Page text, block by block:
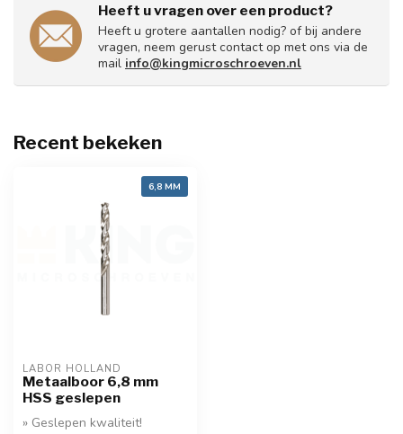
Heeft u vragen over een product?
Heeft u grotere aantallen nodig? of bij andere
vragen, neem gerust contact op met ons via de
mail info@kingmicroschroeven.nl
Recent bekeken
6,8 MM
LABOR HOLLAND
Metaalboor 6,8 mm
HSS geslepen
» Geslepen kwaliteit!